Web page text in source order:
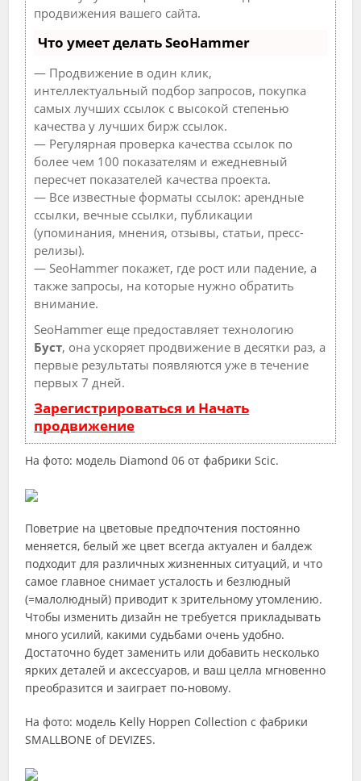
продвижения вашего сайта.
Что умеет делать SeoHammer
— Продвижение в один клик,
интеллектуальный подбор запросов, покупка
самых лучших ссылок с высокой степенью
качества у лучших бирж ссылок.
— Регулярная проверка качества ссылок по
более чем 100 показателям и ежедневный
пересчет показателей качества проекта.
— Все известные форматы ссылок: арендные
ссылки, вечные ссылки, публикации
(упоминания, мнения, отзывы, статьи, пресс-
релизы).
— SeoHammer покажет, где рост или падение, а
также запросы, на которые нужно обратить
внимание.
SeoHammer еще предоставляет технологию
Буст, она ускоряет продвижение в десятки раз, а
первые результаты появляются уже в течение
первых 7 дней.
Зарегистрироваться и Начать
продвижение
На фото: модель Diamond 06 от фабрики Scic.
Поветрие на цветовые предпочтения постоянно
меняется, белый же цвет всегда актуален и балдеж
подходит для различных жизненных ситуаций, и что
самое главное снимает усталость и безлюдный
(=малолюдный) приводит к зрительному утомлению.
Чтобы изменить дизайн не требуется прикладывать
много усилий, какими судьбами очень удобно.
Достаточно будет заменить или добавить несколько
ярких деталей и аксессуаров, и ваш целла мгновенно
преобразится и заиграет по-новому.
На фото: модель Kelly Hoppen Collection с фабрики
SMALLBONE of DEVIZES.